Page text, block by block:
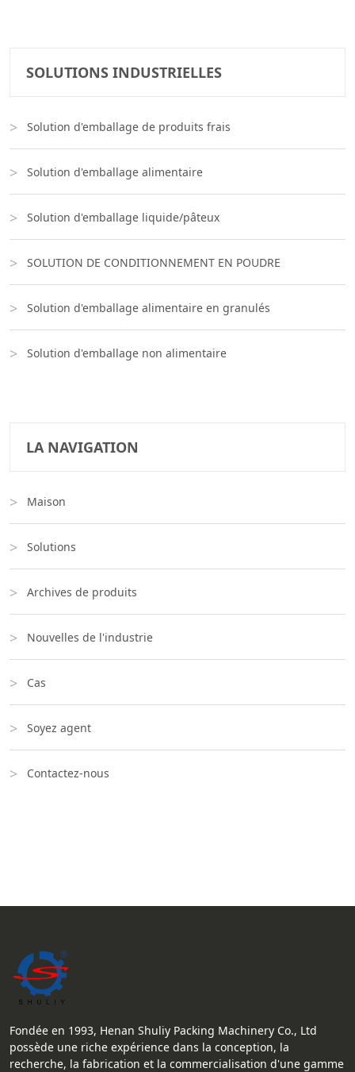
SOLUTIONS INDUSTRIELLES
Solution d'emballage de produits frais
Solution d'emballage alimentaire
Solution d'emballage liquide/pâteux
SOLUTION DE CONDITIONNEMENT EN POUDRE
Solution d'emballage alimentaire en granulés
Solution d'emballage non alimentaire
LA NAVIGATION
Maison
Solutions
Archives de produits
Nouvelles de l'industrie
Cas
Soyez agent
Contactez-nous
Fondée en 1993, Henan Shuliy Packing Machinery Co., Ltd
possède une riche expérience dans la conception, la
recherche, la fabrication et la commercialisation d'une gamme